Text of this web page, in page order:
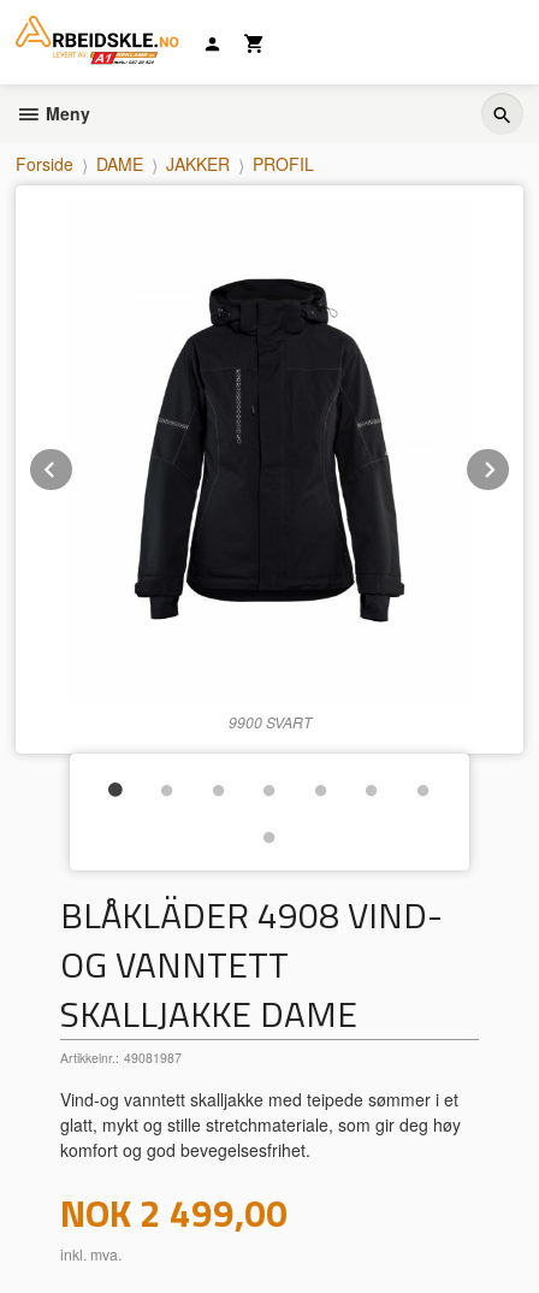
innholdet
Meny
Forside DAME JAKKER PROFIL
9900 SVART
Prev
BLÅKLÄDER 4908 VIND-
OG VANNTETT
SKALLJAKKE DAME
Artikkelnr.: 49081987
Vind-og vanntett skalljakke med teipede sømmer i et
glatt, mykt og stille stretchmateriale, som gir deg høy
komfort og god bevegelsesfrihet.
Pris
NOK2 499,00
inkl. mva.